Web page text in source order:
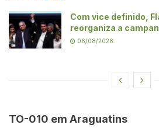
Com vice definido,
reorganiza a
06/08/2026
TO-010 em Araguatins